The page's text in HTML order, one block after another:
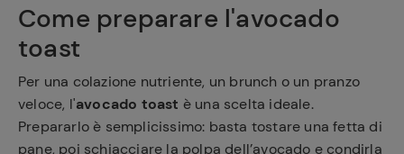
Come preparare l'avocado
toast
Per una colazione nutriente, un brunch o un pranzo
veloce, l'avocado toast è una scelta ideale.
Prepararlo è semplicissimo: basta tostare una fetta di
pane, poi schiacciare la polpa dell’avocado e condirla